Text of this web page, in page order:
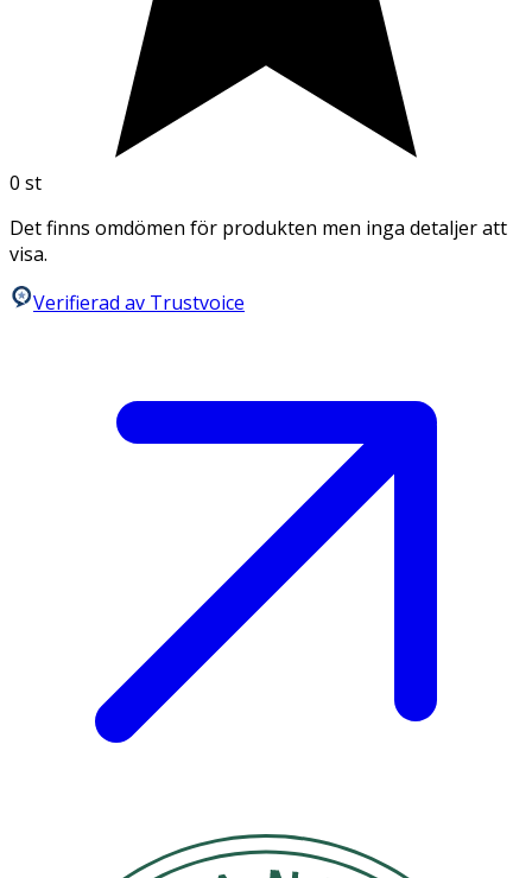
0 st
Det finns omdömen för produkten men inga detaljer att
visa.
Verifierad av Trustvoice